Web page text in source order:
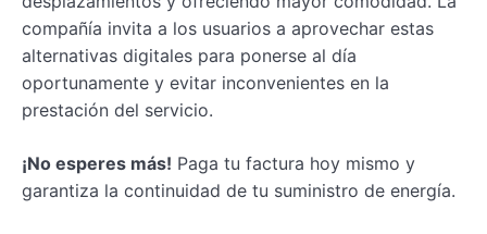
compañía invita a los usuarios a aprovechar estas
alternativas digitales para ponerse al día
oportunamente y evitar inconvenientes en la
prestación del servicio.
¡No esperes más! Paga tu factura hoy mismo y
garantiza la continuidad de tu suministro de energía.